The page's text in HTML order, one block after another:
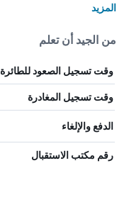
المزيد
من الجيد أن تعلم
وقت تسجيل الصعود للطائرة
وقت تسجيل المغادرة
الدفع والإلغاء
رقم مكتب الاستقبال